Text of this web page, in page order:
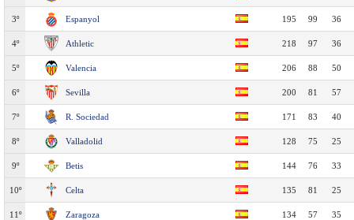
3º Espanyol 195 99 36
4º Athletic 218 97 36
5º Valencia 206 88 50
6º Sevilla 200 81 57
7º R. Sociedad 171 83 40
8º Valladolid 128 75 25
9º Betis 144 76 33
10º Celta 135 81 25
11º Zaragoza 134 57 35